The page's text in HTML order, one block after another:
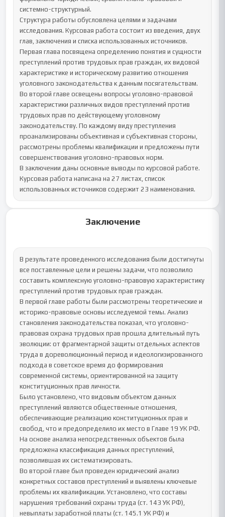
системно-структурный.
Структура работы обусловлена целями и задачами
исследования. Курсовая работа состоит из введения, двух
глав, заключения и списка использованных источников.
Первая глава посвящена определению понятия и сущности
преступлений против трудовых прав граждан, их видовой
характеристике и историческому развитию отношения
уголовного законодательства к данным посягательствам.
Во второй главе освещены вопросы уголовно-правовой
характеристики различных видов преступлений против
трудовых прав по действующему уголовному
законодательству. По каждому виду преступления
проанализированы объективная и субъективная стороны,
рассмотрены проблемы квалификации и предложены пути
совершенствования уголовно-правовых норм.
В заключении даны основные выводы по курсовой работе.
Курсовая работа написана на 27 листах, список
использованных источников содержит 23 наименования.
Заключение
В результате проведенного исследования были достигнуты
все поставленные цели и решены задачи, что позволило
составить комплексную уголовно-правовую характеристику
преступлений против трудовых прав граждан.
В первой главе работы были рассмотрены теоретические и
историко-правовые основы исследуемой темы. Анализ
становления законодательства показал, что уголовно-
правовая охрана трудовых прав прошла длительный путь
эволюции: от фрагментарной защиты отдельных аспектов
труда в дореволюционный период и идеологизированного
подхода в советское время до формирования
современной системы, ориентированной на защиту
конституционных прав личности.
Было установлено, что видовым объектом данных
преступлений являются общественные отношения,
обеспечивающие реализацию конституционных прав и
свобод, что и предопределило их место в Главе 19 УК РФ.
На основе анализа непосредственных объектов была
предложена классификация данных преступлений,
позволившая их систематизировать.
Во второй главе был проведен юридический анализ
конкретных составов преступлений и выявлены ключевые
проблемы их квалификации. Установлено, что составы
нарушения требований охраны труда (ст. 143 УК РФ),
невыплаты заработной платы (ст. 145.1 УК РФ) и